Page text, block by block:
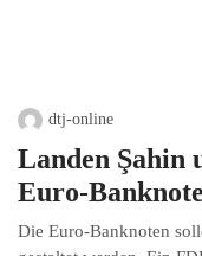
dtj-online
Landen Şahin
Euro-
Die Euro-Banknoten